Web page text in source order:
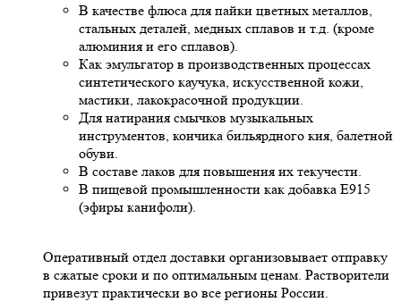
В качестве флюса для пайки цветных металлов,
стальных деталей, медных сплавов и т.д. (кроме
алюминия и его сплавов).
Как эмульгатор в производственных процессах
синтетического каучука, искусственной кожи,
мастики, лакокрасочной продукции.
Для натирания смычков музыкальных
инструментов, кончика бильярдного кия, балетной
обуви.
В составе лаков для повышения их текучести.
В пищевой промышленности как добавка Е915
(эфиры канифоли).
Оперативный отдел доставки организовывает отправку
в сжатые сроки и по оптимальным ценам. Растворители
привезут практически во все регионы России.